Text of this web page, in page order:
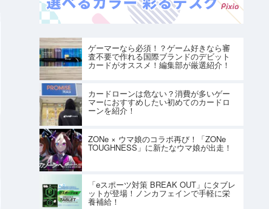
ゲーマーなら必須！？ゲーム好きなら審
査不要で作れる国際ブランドのデビット
カードがオススメ！編集部が厳選紹介！
カードローンは危ない？消費が多いゲー
マーにおすすめしたい初めてのカードロ
ーンを紹介！
ZONe × ウマ娘のコラボ再び！「ZONe
TOUGHNESS」に新たなウマ娘が出走！
「eスポーツ対策 BREAK OUT」にタブレ
ットが登場！ノンカフェインで手軽に栄
養補給！